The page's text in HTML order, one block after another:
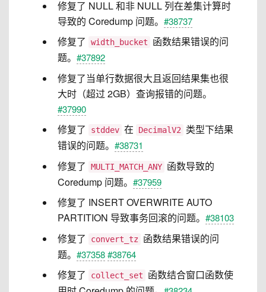
修复了 NULL 和非 NULL 列在差集计算时
导致的 Coredump 问题。 #38737
修复了 width_bucket
函数结果错误的问
题。 #37892
修复了当单行数据很大且返回结果集也很
大时（超过 2GB）查询报错的问题。
#37990
修复了 stddev 在 DecimalV2 类型下结果
错误的问题。 #38731
修复了 MULTI_MATCH_ANY 函数导致的
Coredump 问题。 #37959
修复了 INSERT OVERWRITE AUTO
PARTITION 导致事务回滚的问题。 #38103
修复了 convert_tz
函数结果错误的问
题。 #37358#38764
修复了 collect_set
函数结合窗口函数使